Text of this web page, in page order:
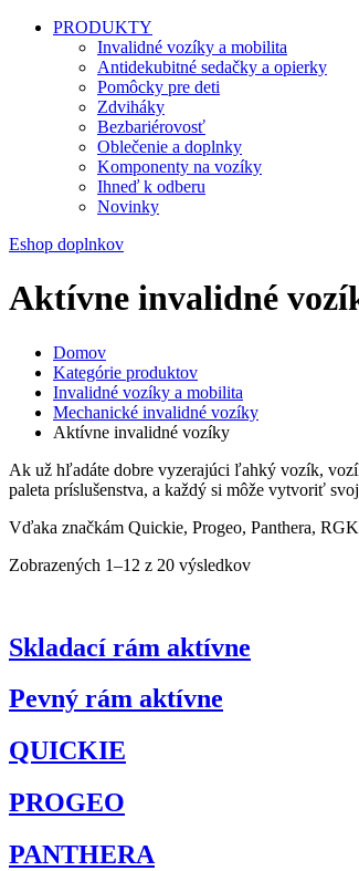
PRODUKTY
Invalidné vozíky a mobilita
Antidekubitné sedačky a opierky
Pomôcky pre deti
Zdviháky
Bezbariérovosť
Oblečenie a doplnky
Komponenty na vozíky
Ihneď k odberu
Novinky
Eshop doplnkov
Aktívne invalidné
Domov
Kategórie produktov
Invalidné vozíky a mobilita
Mechanické invalidné vozíky
Aktívne invalidné vozíky
Ak už hľadáte dobre vyzerajúci ľahký vozík,
paleta príslušenstva, a každý si môže vytvoriť
Vďaka značkám Quickie, Progeo, Panthera,
Zobrazených 1–12 z 20 výsledkov
Skladací rám aktívne
Pevný rám aktívne
QUICKIE
PROGEO
PANTHERA